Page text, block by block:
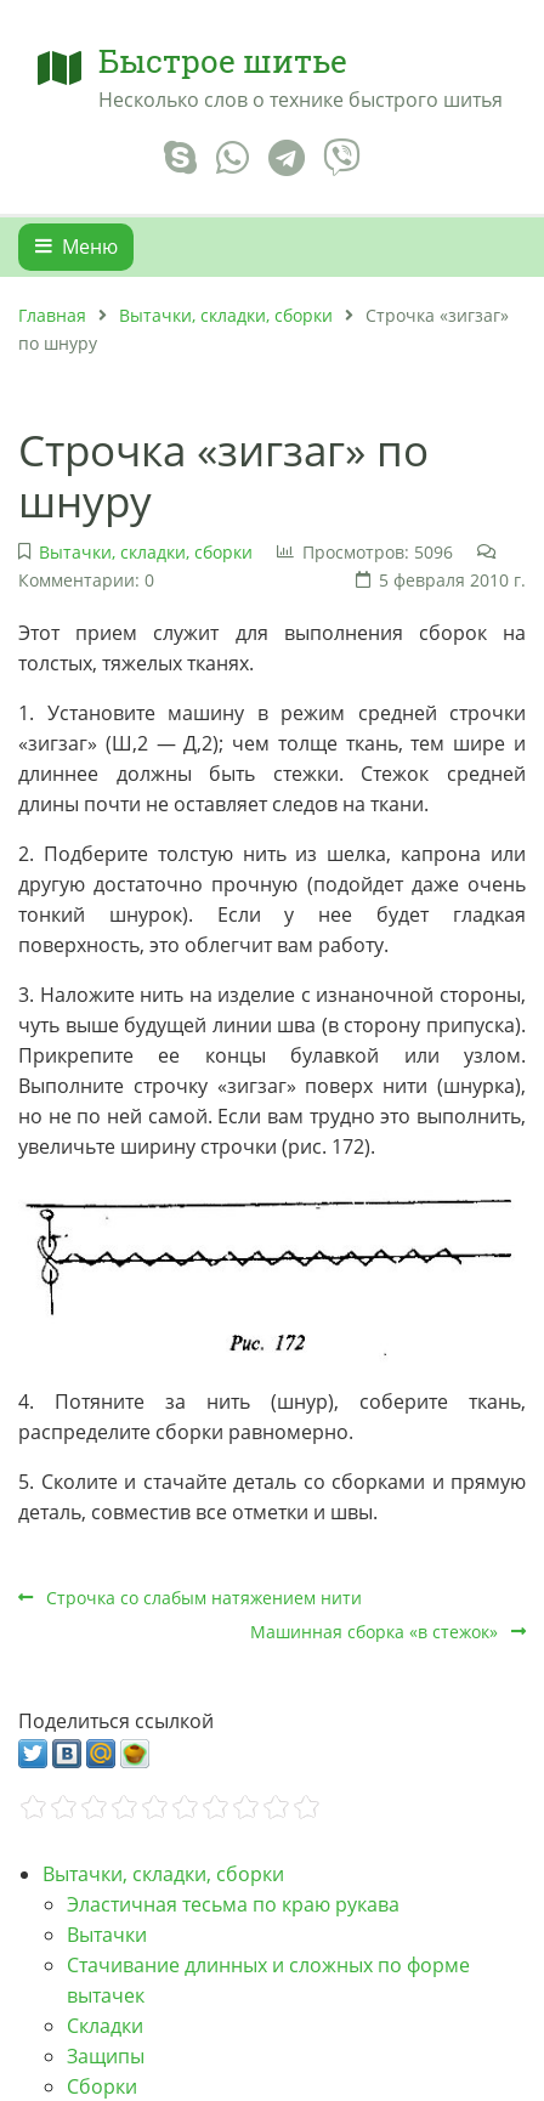
Быстрое шитье
Несколько слов о технике быстрого шитья
Меню
Главная Вытачки, складки, сборки
Строчка «зигзаг»
по шнуру
Строчка «зигзаг» по
шнуру
Вытачки, складки, сборки
Просмотров: 5096
Комментарии: 0
5 февраля 2010 г.
Этот прием служит для выполнения сборок на
толстых, тяжелых тканях.
1. Установите машину в режим средней строчки
«зигзаг» (Ш,2 — Д,2); чем толще ткань, тем шире и
длиннее должны быть стежки. Стежок средней
длины почти не оставляет следов на ткани.
2. Подберите толстую нить из шелка, капрона или
другую достаточно прочную (подойдет даже очень
тонкий шнурок). Если у нее будет гладкая
поверхность, это облегчит вам работу.
3. Наложите нить на изделие с изнаночной стороны,
чуть выше будущей линии шва (в сторону припуска).
Прикрепите ее концы булавкой или узлом.
Выполните строчку «зигзаг» поверх нити (шнурка),
но не по ней самой. Если вам трудно это выполнить,
увеличьте ширину строчки (рис. 172).
4. Потяните за нить (шнур), соберите ткань,
распределите сборки равномерно.
5. Сколите и стачайте деталь со сборками и прямую
деталь, совместив все отметки и швы.
Строчка со слабым натяжением нити
Машинная сборка «в стежок»
Поделиться ссылкой
Вытачки, складки, сборки
Эластичная тесьма по краю рукава
Вытачки
Стачивание длинных и сложных по форме
вытачек
Складки
Защипы
Сборки